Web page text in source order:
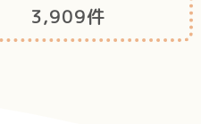
3,909件